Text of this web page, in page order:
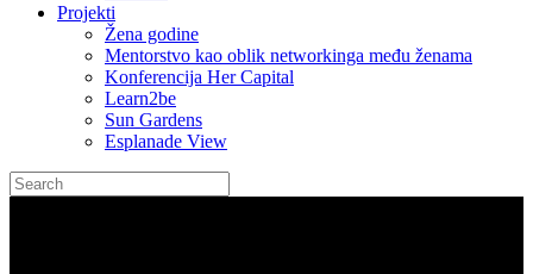
Projekti
Žena godine
Mentorstvo kao oblik networkinga među ženama
Konferencija Her Capital
Learn2be
Sun Gardens
Esplanade View